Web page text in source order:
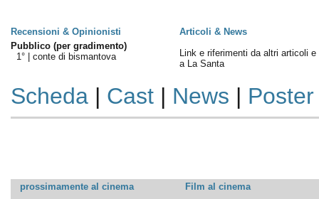
Recensioni & Opinionisti
Articoli & News
Pubblico (per gradimento)
1° | conte di bismantova
Link e riferimenti da altri articoli e
a La Santa
Scheda| Cast| News | Poster
prossimamente al cinema
Film al cinema